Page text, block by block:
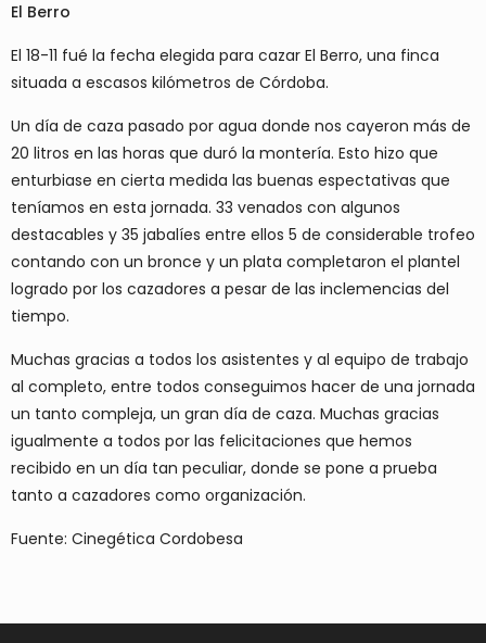
El Berro
El 18-11 fué la fecha elegida para cazar El Berro, una finca
situada a escasos kilómetros de Córdoba.
Un día de caza pasado por agua donde nos cayeron más de
20 litros en las horas que duró la montería. Esto hizo que
enturbiase en cierta medida las buenas espectativas que
teníamos en esta jornada. 33 venados con algunos
destacables y 35 jabalíes entre ellos 5 de considerable trofeo
contando con un bronce y un plata completaron el plantel
logrado por los cazadores a pesar de las inclemencias del
tiempo.
Muchas gracias a todos los asistentes y al equipo de trabajo
al completo, entre todos conseguimos hacer de una jornada
un tanto compleja, un gran día de caza. Muchas gracias
igualmente a todos por las felicitaciones que hemos
recibido en un día tan peculiar, donde se pone a prueba
tanto a cazadores como organización.
Fuente: Cinegética Cordobesa